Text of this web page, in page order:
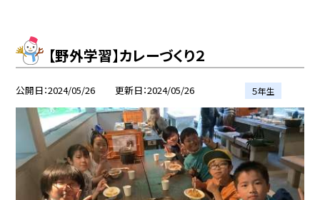
【野外学習】カレーづくり２
公開日 2024/05/26 更新日 2024/05/26 ５年生